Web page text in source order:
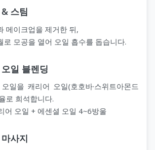
스팀
메이크업을 제거한 뒤,
로 모공을 열어 오일 흡수를 돕습니다.
일 블렌딩
일을 캐리어 오일(호호바·스위트아몬드
로 희석합니다.
어 오일 + 에센셜 오일 4~6방울
사지